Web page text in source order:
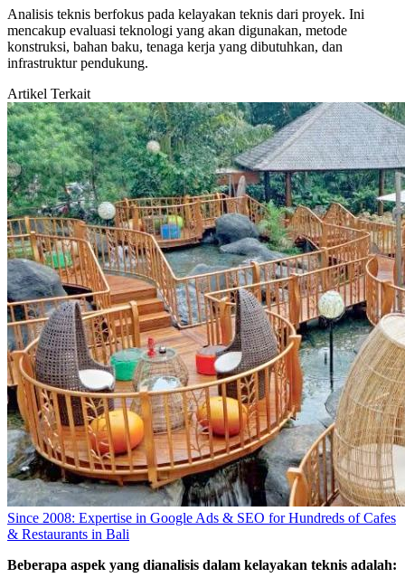
Analisis teknis berfokus pada kelayakan teknis dari proyek. Ini
mencakup evaluasi teknologi yang akan digunakan, metode
konstruksi, bahan baku, tenaga kerja yang dibutuhkan, dan
infrastruktur pendukung.
Artikel Terkait
Since 2008: Expertise in Google Ads & SEO for Hundreds of Cafes
& Restaurants in Bali
Beberapa aspek yang dianalisis dalam kelayakan teknis adalah: